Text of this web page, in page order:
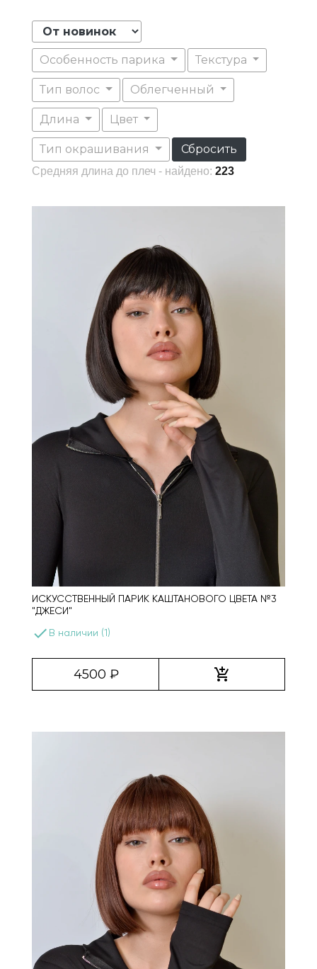
Особенность парика Текстура
Тип волос Облегченный
Длина Цвет
Тип окрашивания Сбросить
Средняя длина до плеч - найдено: 223
ИСКУССТВЕННЫЙ ПАРИК КАШТАНОВОГО ЦВЕТА №3
"ДЖЕСИ"
done В наличии (1)
4500 ₽ add_shopping_cart